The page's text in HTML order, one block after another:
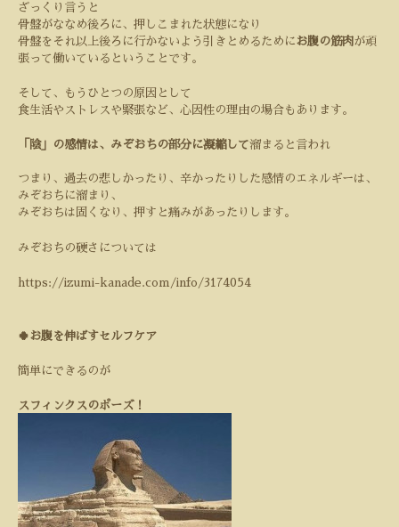
ざっくり言うと
骨盤がななめ後ろに、押しこまれた状態になり
骨盤を それ以上後ろに行かないよう引きとめるためにお腹の筋肉が頑
張って働いているということです。
そして、もうひとつの原因として
食生活やストレスや緊張など、心因性の理由の場合もあります。
「陰」の感情は、みぞおちの部分に凝縮して溜まると言われ
つまり、過去の悲しかったり、辛かったりした感情のエネルギーは、
みぞおちに溜まり、
みぞおちは固くなり、押すと痛みがあったりします。
みぞおちの硬さについては
https://izumi-kanade.com/info/3174054
🍀お腹を伸ばすセルフケア
簡単にできるのが
スフィンクスのポーズ！